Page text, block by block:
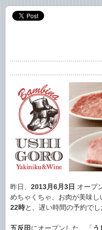
昨日、 2013月6月3日 オープ
めちゃくちゃ、お肉が美味
22時と、遅い時間の予約でし
五反田 にオープンした、「 う